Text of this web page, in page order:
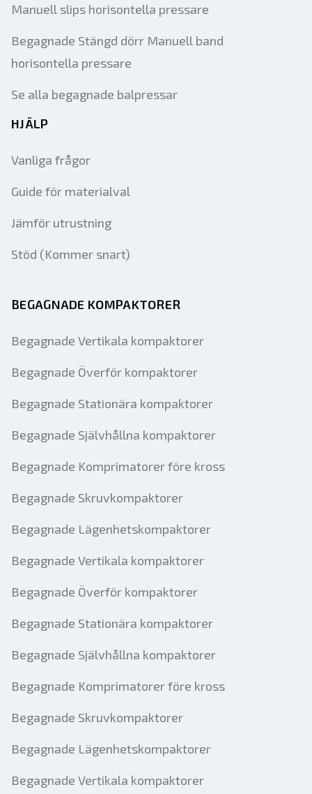
Manuell slips horisontella pressare
Begagnade Stängd dörr Manuell band
horisontella pressare
Se alla begagnade balpressar
HJÄLP
Vanliga frågor
Guide för materialval
Jämför utrustning
Stöd (Kommer snart)
BEGAGNADE KOMPAKTORER
Begagnade Vertikala kompaktorer
Begagnade Överför kompaktorer
Begagnade Stationära kompaktorer
Begagnade Självhållna kompaktorer
Begagnade Komprimatorer före kross
Begagnade Skruvkompaktorer
Begagnade Lägenhetskompaktorer
Begagnade Vertikala kompaktorer
Begagnade Överför kompaktorer
Begagnade Stationära kompaktorer
Begagnade Självhållna kompaktorer
Begagnade Komprimatorer före kross
Begagnade Skruvkompaktorer
Begagnade Lägenhetskompaktorer
Begagnade Vertikala kompaktorer